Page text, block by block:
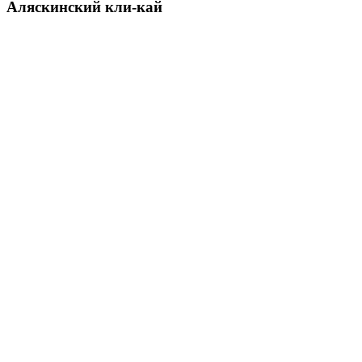
Аляскинский кли-кай